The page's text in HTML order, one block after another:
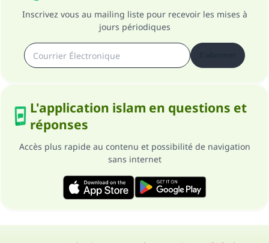
Inscrivez vous au mailing liste pour recevoir les mises à
jours périodiques
L'application islam en questions et
réponses
Accès plus rapide au contenu et possibilité de navigation
sans internet